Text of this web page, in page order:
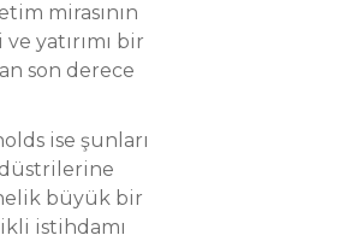
mirasının
yatırımı bir
son derece
ise şunları
büyük bir
istihdamı